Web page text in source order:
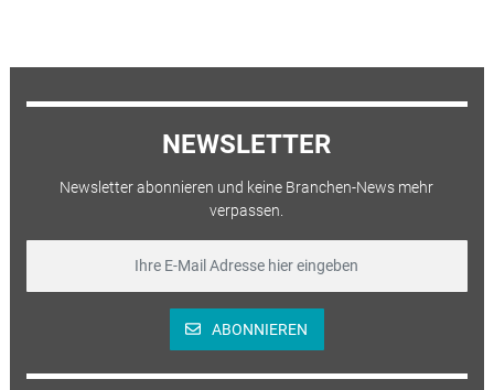
NEWSLETTER
Newsletter abonnieren und keine Branchen-News mehr
verpassen.
ABONNIEREN